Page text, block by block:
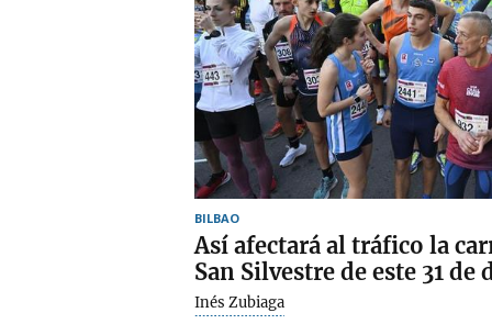
BILBAO
Así afectará al tráfico la
San Silvestre de este 31 de
Inés Zubiaga